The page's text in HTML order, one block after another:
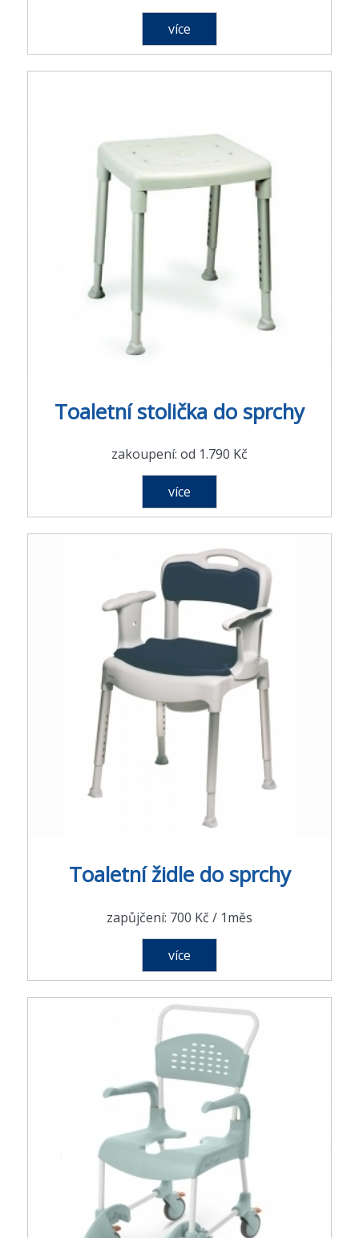
více
Toaletní stolička do sprchy
zakoupení: od 1.790 Kč
více
Toaletní židle do sprchy
zapůjčení: 700 Kč / 1měs
více